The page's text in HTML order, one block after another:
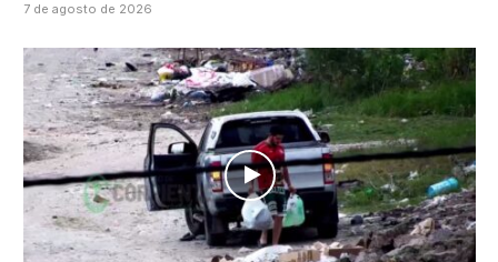
7 de agosto de 2026